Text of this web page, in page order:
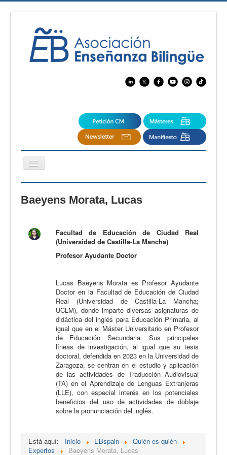
Cambiar
navegación
CertAcleB
Calidad
Artículos
Observatorio EB
Contacto
Baeyens Morata, Lucas
Facultad de Educación de Ciudad Real
(Universidad de Castilla-La Mancha)
Profesor Ayudante Doctor
Lucas Baeyens Morata es Profesor Ayudante
Doctor en la Facultad de Educación de Ciudad
Real (Universidad de Castilla-La Mancha;
UCLM), donde imparte diversas asignaturas de
didáctica del inglés para Educación Primaria, al
igual que en el Máster Universitario en Profesor
de Educación Secundaria. Sus principales
líneas de investigación, al igual que su tesis
doctoral, defendida en 2023 en la Universidad de
Zaragoza, se centran en el estudio y aplicación
de las actividades de Traducción Audiovisual
(TA) en el Aprendizaje de Lenguas Extranjeras
(LLE), con especial interés en los potenciales
beneficios del uso de actividades de doblaje
sobre la pronunciación del inglés.
Está aquí: Inicio EBspain
Quién es quién
Expertos
Baeyens Morata, Lucas